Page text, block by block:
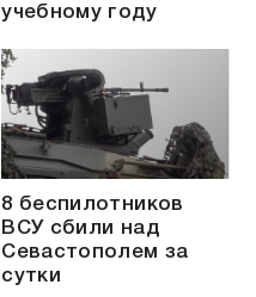
учебному году
8 беспилотников
ВСУ сбили над
Севастополем за
сутки